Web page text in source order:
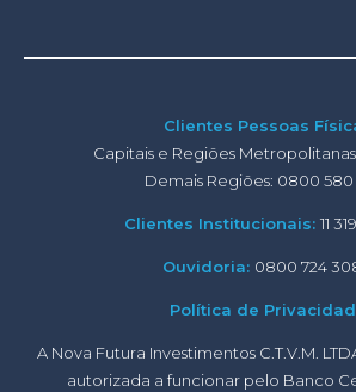
Clientes Pessoas
Capitais e Regiões
Demais Regiões: 0800 580
Clientes Institucionais: 11
Ouvidoria: 0800 724
Política de
A Nova Futura Investimentos C.T.V.M.
autorizada a funcionar pelo Banco